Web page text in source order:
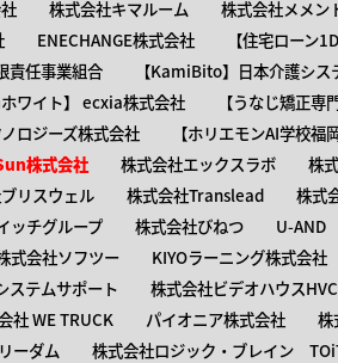
株式会社キマルーム 株式会社メメン
ENECHANGE株式会社
【住宅ローン
責任事業組合
【KamiBito​】日本介護シス
ホワイト】 ecxia株式会社 【​うなじ矯正専
ロジーズ株式会社
【ホリエモンAI学校
株式会社 株式会社エックスラボ 株
リスウェル 株式会社Translead 株式
ッチグループ 株式会社びねつ U-AND
式会社ソフツー KIYOラーニング株式会社
ステムサポート 株式会社ビデオハウスHVC
社 WE TRUCK パイオニア株式会社 株
ーダム 株式会社ロジック・ブレイン